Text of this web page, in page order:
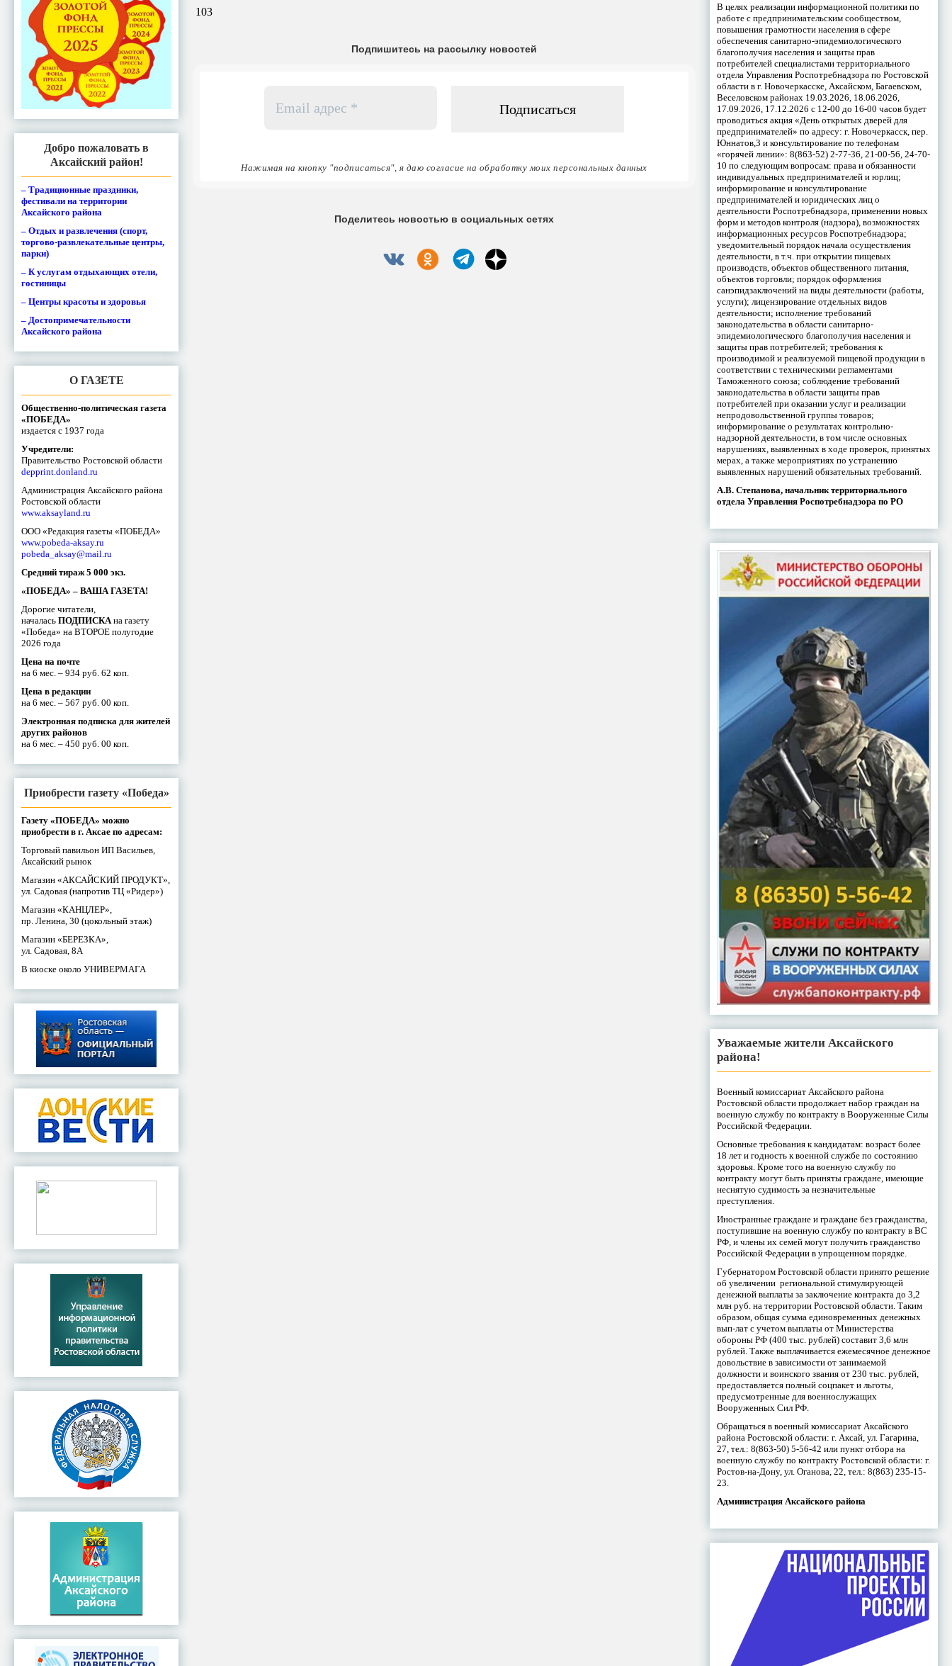
Добро пожаловать в
Аксайский район!
– Традиционные праздники,
фестивали на территории
Аксайского района
– Отдых и развлечения (спорт,
торгово-развлекательные центры,
парки)
– К услугам отдыхающих отели,
гостиницы
– Центры красоты и здоровья
– Достопримечательности
Аксайского района
О ГАЗЕТЕ
Общественно-политическая газета
«ПОБЕДА»
издается с 1937 года
Учредители:
Правительство Ростовской области
depprint.donland.ru
Администрация Аксайского района
Ростовской области
www.aksayland.ru
ООО «Редакция газеты «ПОБЕДА»
www.pobeda-aksay.ru
pobeda_aksay@mail.ru
Средний тираж 5 000 экз.
«ПОБЕДА» – ВАША ГАЗЕТА!
Дорогие читатели,
началась ПОДПИСКАна газету
«Победа» на ВТОРОЕ полугодие
2026 года
Цена на почте
на 6 мес. – 934 руб. 62 коп.
Цена в редакции
на 6 мес. – 567 руб. 00 коп.
Электронная подписка для жителей
других районов
на 6 мес. – 450 руб. 00 коп.
Приобрести газету «Победа»
Газету «ПОБЕДА» можно
приобрести в г. Аксае по адресам:
Торговый павильон ИП Васильев,
Аксайский рынок
Магазин «АКСАЙСКИЙ ПРОДУКТ»,
ул. Садовая (напротив ТЦ «Ридер»)
Магазин «КАНЦЛЕР»,
пр. Ленина, 30 (цокольный этаж)
Магазин «БЕРЕЗКА»,
ул. Садовая, 8А
В киоске около УНИВЕРМАГА
103
Подпишитесь на рассылку новостей
адрес
Нажимая на кнопку "подписаться", я даю согласие на обработку моих персональных данных
Поделитесь новостью в социальных сетях
В целях реализации информационной политики по
работе с предпринимательским сообществом,
повышения грамотности населения в сфере
обеспечения санитарно-эпидемиологического
благополучия населения и защиты прав
потребителей специалистами территориального
отдела Управления Роспотребнадзора по Ростовской
области в г. Новочеркасске, Аксайском, Багаевском,
Веселовском районах 19.03.2026, 18.06.2026,
17.09.2026, 17.12.2026 с 12-00 до 16-00 часов будет
проводиться акция «День открытых дверей для
предпринимателей» по адресу: г. Новочеркасск, пер.
Юннатов,3 и консультирование по телефонам
«горячей линии»: 8(863-52) 2-77-36, 21-00-56, 24-70-
10 по следующим вопросам: права и обязанности
индивидуальных предпринимателей и юрлиц;
информирование и консультирование
предпринимателей и юридических лиц о
деятельности Роспотребнадзора, применении новых
форм и методов контроля (надзора), возможностях
информационных ресурсов Роспотребнадзора;
уведомительный порядок начала осуществления
деятельности, в т.ч. при открытии пищевых
производств, объектов общественного питания,
объектов торговли; порядок оформления
санэпидзаключений на виды деятельности (работы,
услуги); лицензирование отдельных видов
деятельности; исполнение требований
законодательства в области санитарно-
эпидемиологического благополучия населения и
защиты прав потребителей; требования к
производимой и реализуемой пищевой продукции в
соответствии с техническими регламентами
Таможенного союза; соблюдение требований
законодательства в области защиты прав
потребителей при оказании услуг и реализации
непродовольственной группы товаров;
информирование о результатах контрольно-
надзорной деятельности, в том числе основных
нарушениях, выявленных в ходе проверок, принятых
мерах, а также мероприятиях по устранению
выявленных нарушений обязательных требований.
А.В. Степанова, начальник территориального
отдела Управления Роспотребнадзора по РО
Уважаемые жители Аксайского
района!
Военный комиссариат Аксайского района
Ростовской области продолжает набор граждан на
военную службу по контракту в Вооруженные Силы
Российской Федерации.
Основные требования к кандидатам: возраст более
18 лет и годность к военной службе по состоянию
здоровья. Кроме того на военную службу по
контракту могут быть приняты граждане, имеющие
неснятую судимость за незначительные
преступления.
Иностранные граждане и граждане без гражданства,
поступившие на военную службу по контракту в ВС
РФ, и члены их семей могут получить гражданство
Российской Федерации в упрощенном порядке.
Губернатором Ростовской области принято решение
об увеличении региональной стимулирующей
денежной выплаты за заключение контракта до 3,2
млн руб. на территории Ростовской области. Таким
образом, общая сумма единовременных денежных
вып-лат с учетом выплаты от Министерства
обороны РФ (400 тыс. рублей) составит 3,6 млн
рублей. Также выплачивается ежемесячное денежное
довольствие в зависимости от занимаемой
должности и воинского звания от 230 тыс. рублей,
предоставляется полный соцпакет и льготы,
предусмотренные для военнослужащих
Вооруженных Сил РФ.
Обращаться в военный комиссариат Аксайского
района Ростовской области: г. Аксай, ул. Гагарина,
27, тел.: 8(863-50) 5-56-42 или пункт отбора на
военную службу по контракту Ростовской области: г.
Ростов-на-Дону, ул. Оганова, 22, тел.: 8(863) 235-15-
23.
Администрация Аксайского района